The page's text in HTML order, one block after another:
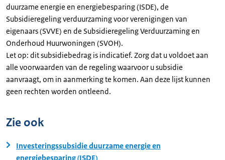
duurzame energie en energiebesparing (ISDE), de
Subsidieregeling verduurzaming voor verenigingen van
eigenaars (SVVE) en de Subsidieregeling Verduurzaming en
Onderhoud Huurwoningen (SVOH).
Let op: dit subsidiebedrag is indicatief. Zorg dat u voldoet aan
alle voorwaarden van de regeling waarvoor u subsidie
aanvraagt, om in aanmerking te komen. Aan deze lijst kunnen
geen rechten worden ontleend.
Zie ook
Investeringssubsidie duurzame energie en
energiebesparing (ISDE)